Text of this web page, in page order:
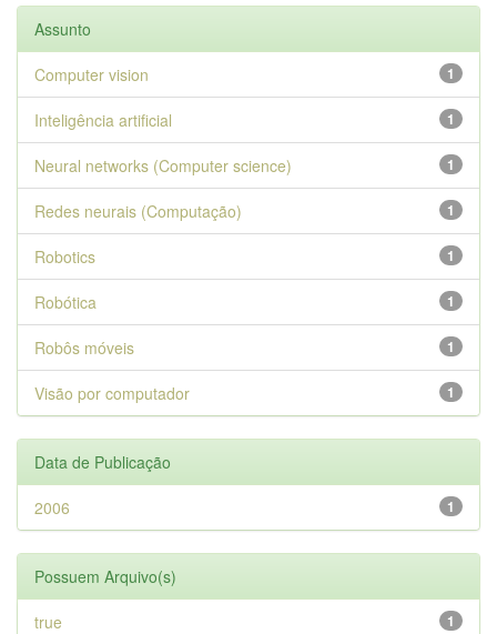
Assunto
1
Computer vision
1
Inteligência artificial
1
Neural networks (Computer science)
1
Redes neurais (Computação)
1
Robotics
1
Robótica
1
Robôs móveis
1
Visão por computador
Data de Publicação
1
2006
Possuem Arquivo(s)
1
true